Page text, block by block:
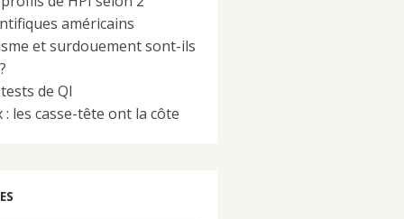
américains
et surdouement sont-ils
de QI
: les casse-tête ont la côte